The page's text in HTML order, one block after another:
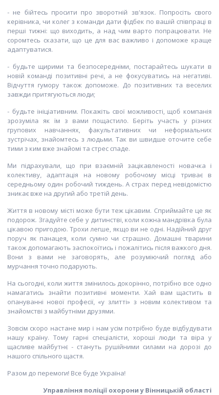
- не бійтесь просити про зворотній зв'язок. Попросіть свого
керівника, чи колег з команди дати фідбек по вашій співпраці в
перші тижні: що виходить, а над чим варто попрацювати. Не
соромтесь сказати, що це для вас важливо і допоможе краще
адаптуватися.
- будьте щирими та безпосередніми, постарайтесь шукати в
новій команді позитивні речі, а не фокусуватись на негативі.
Відчуття гумору також допоможе. До позитивних та веселих
завжди притягуються люди;
- будьте ініціативним. Покажіть свої можливості, щоб компанія
зрозуміла як їм з вами пощастило. Беріть участь у різних
групових навчаннях, факультативних чи неформальних
зустрічах, знайомтесь з людьми. Так ви швидше оточите себе
тими з ким вже знайомі та стрес спаде.
Ми підрахували, що при взаємній зацікавленості новачка і
колективу, адаптація на новому робочому місці триває в
середньому один робочий тиждень. А страх перед невідомістю
зникає вже на другий або третій день.
Життя в новому місті може бути теж цікавим. Сприймайте це як
подорож. Згадуйте себе у дитинстві, коли кожна мандрівка була
цікавою пригодою. Трохи легше, якщо ви не одні. Надійний друг
поруч як панацея, коли сумно чи страшно. Домашні тварини
також допомагають заспокоїтись і пожалітись після важкого дня.
Вони з вами не заговорять, але розуміючий погляд або
мурчання точно подарують.
На сьогодні, коли життя змінилось докорінно, потрібно все одно
намагатись знайти позитивні моменти. Хай вам щастить в
опануванні нової професії, «у злитті» з новим колективом та
знайомстві з майбутніми друзями.
Зовсім скоро настане мир і нам усім потрібно буде відбудувати
нашу країну. Тому гарні спеціалісти, хороші люди та віра у
щасливе майбутнє - стануть рушійними силами на дорозі до
нашого спільного щастя.
Разом до перемоги! Все буде Україна!
Управління поліції охорони у Вінницькій області